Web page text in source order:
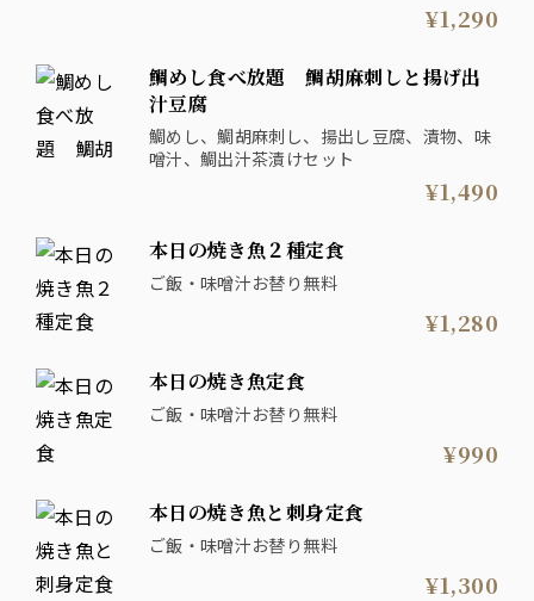
¥1,290
鯛めし食べ放題 鯛胡麻刺しと揚げ出
汁豆腐
鯛めし、鯛胡麻刺し、揚出し豆腐、漬物、味
噌汁、鯛出汁茶漬けセット
¥1,490
本日の焼き魚２種定食
ご飯・味噌汁お替り無料
¥1,280
本日の焼き魚定食
ご飯・味噌汁お替り無料
¥990
本日の焼き魚と刺身定食
ご飯・味噌汁お替り無料
¥1,300